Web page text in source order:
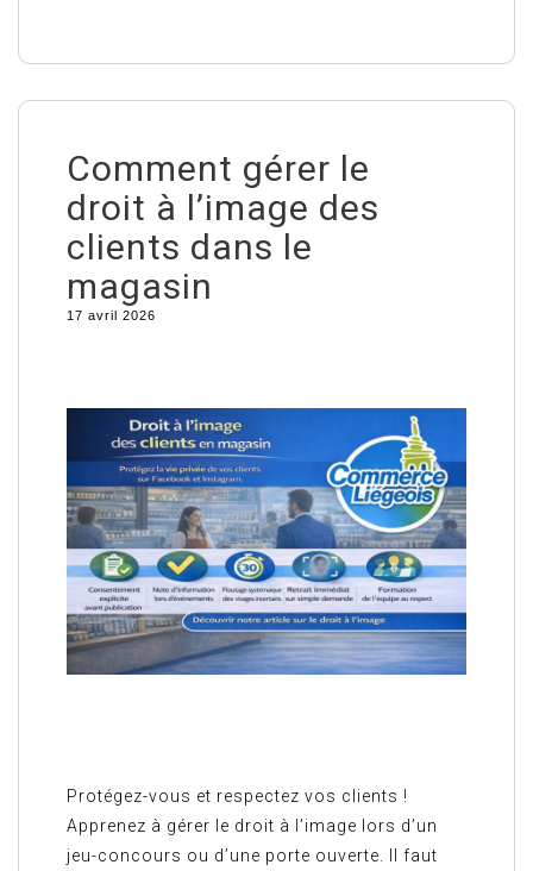
Comment gérer le
droit à l’image des
clients dans le
magasin
17 avril 2026
Protégez-vous et respectez vos clients !
Apprenez à gérer le droit à l’image lors d’un
jeu-concours ou d’une porte ouverte. Il faut